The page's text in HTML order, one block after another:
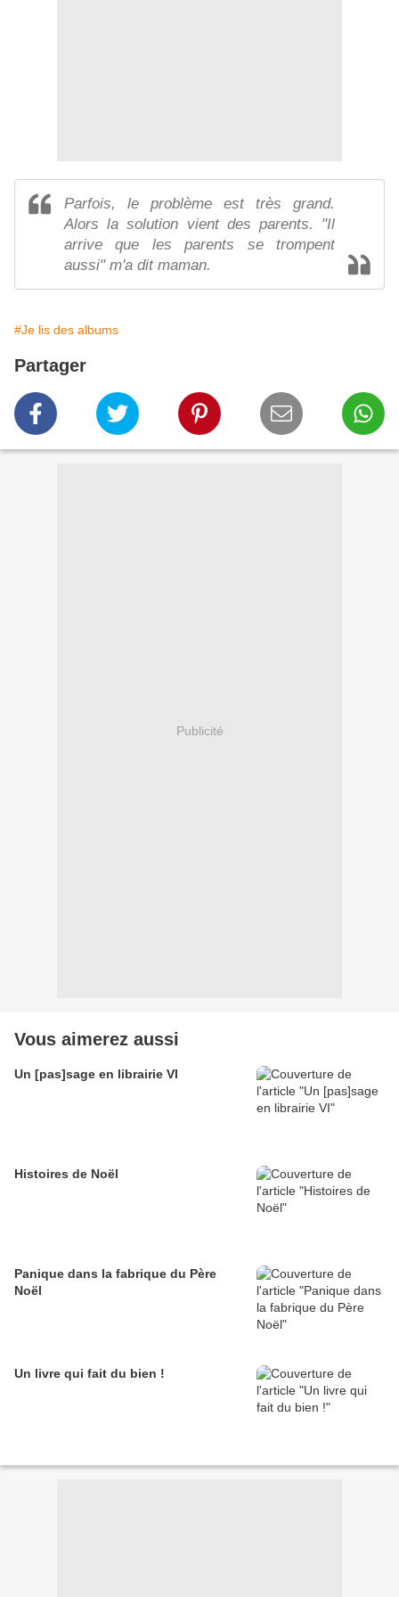
Parfois, le problème est très grand.
Alors la solution vient des parents. "Il
arrive que les parents se trompent
aussi" m'a dit maman.
#Je lis des albums
Partager
Publicité
Vous aimerez aussi
Un [pas]sage en librairie VI
Histoires de Noël
Panique dans la fabrique du Père
Noël
Un livre qui fait du bien !